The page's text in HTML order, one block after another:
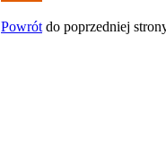
Powrótdo poprzedniej